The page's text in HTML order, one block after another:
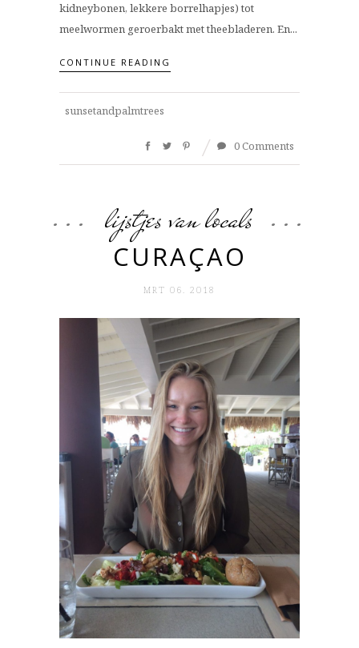
kidneybonen, lekkere borrelhapjes) tot
meelwormen geroerbakt met theebladeren. En...
CONTINUE READING
sunsetandpalmtrees
0 Comments
lijstjes van locals
CURAÇAO
MRT 06. 2018